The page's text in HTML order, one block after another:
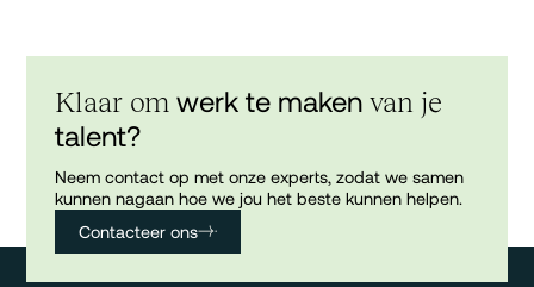
Klaar om werk te makenvan je
talent?
Neem contact op met onze experts, zodat we samen
kunnen nagaan hoe we jou het beste kunnen helpen.
Contacteer ons